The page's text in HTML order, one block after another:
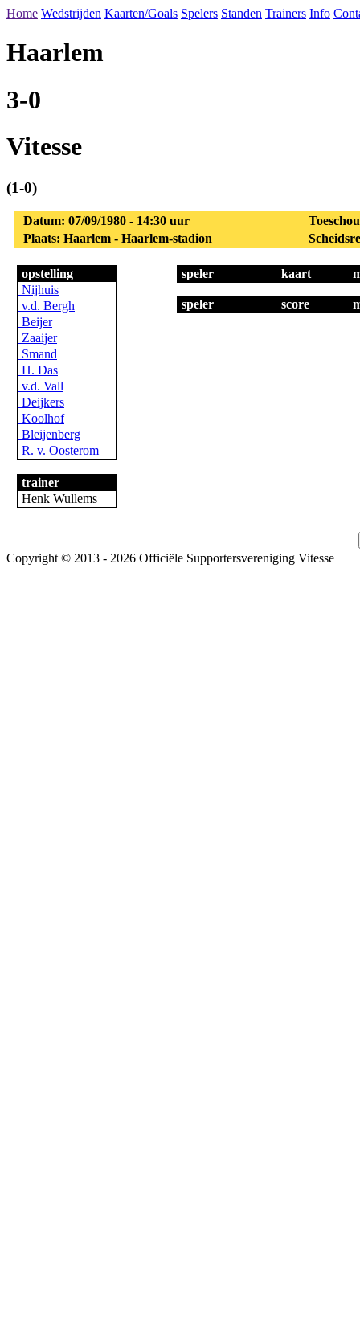
Home Wedstrijden Kaarten/Goals Spelers Standen Trainers Info
Haarlem
3-0
Vitesse
(1-0)
Datum: 07/09/1980 - 14:30 uur
Plaats: Haarlem - Haarlem-stadion
opstelling
Nijhuis
v.d. Bergh
Beijer
Zaaijer
Smand
H. Das
v.d. Vall
Deijkers
Koolhof
Bleijenberg
R. v. Oosterom
trainer
Henk Wullems
speler kaart
speler score
Copyright © 2013 - 2026 Officiële Supportersvereniging Vitesse